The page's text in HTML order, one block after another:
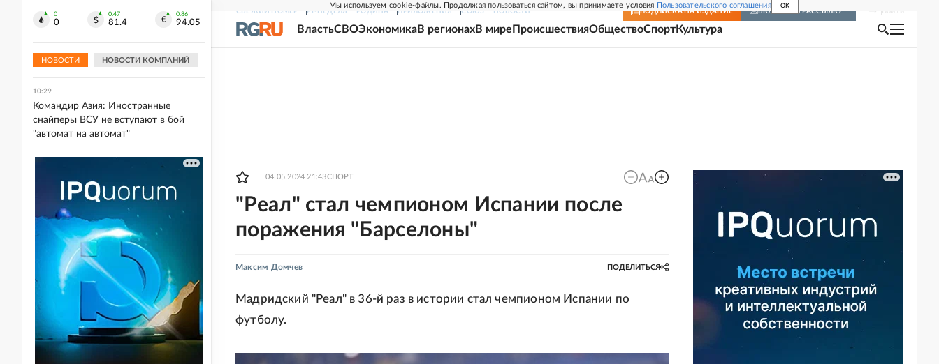
Мы используем cookie-файлы. Продолжая пользоваться сайтом, вы принимаете условия Пользовательского соглашения OK
СВЕЖИЙ НОМЕР РГ-НЕДЕЛЯ РОДИНА ПРИЛОЖЕНИЯ СОЮЗ НОВОСТИ ПОДПИСКА НА ИЗДАНИЕ ВКЛЮЧИТЬ РАССЫЛКУ
ВластьСВОЭкономикаВ регионахВ мире ПроисшествияОбществоСпортКультура
04.05.2024 21:43СПОРТ
"Реал" стал чемпионом Испании после
поражения "Барселоны"
Максим Домчев ПОДЕЛИТЬСЯ
Мадридский "Реал" в 36-й раз в истории стал чемпионом Испании по
футболу.
0
0
0.47
81.4
0.86
94.05
НОВОСТИ НОВОСТИ КОМПАНИЙ
10:32
бизнес
10:29
Командир Азия: Иностранные
снайперы ВСУ не вступают в бой
"автомат на автомат"